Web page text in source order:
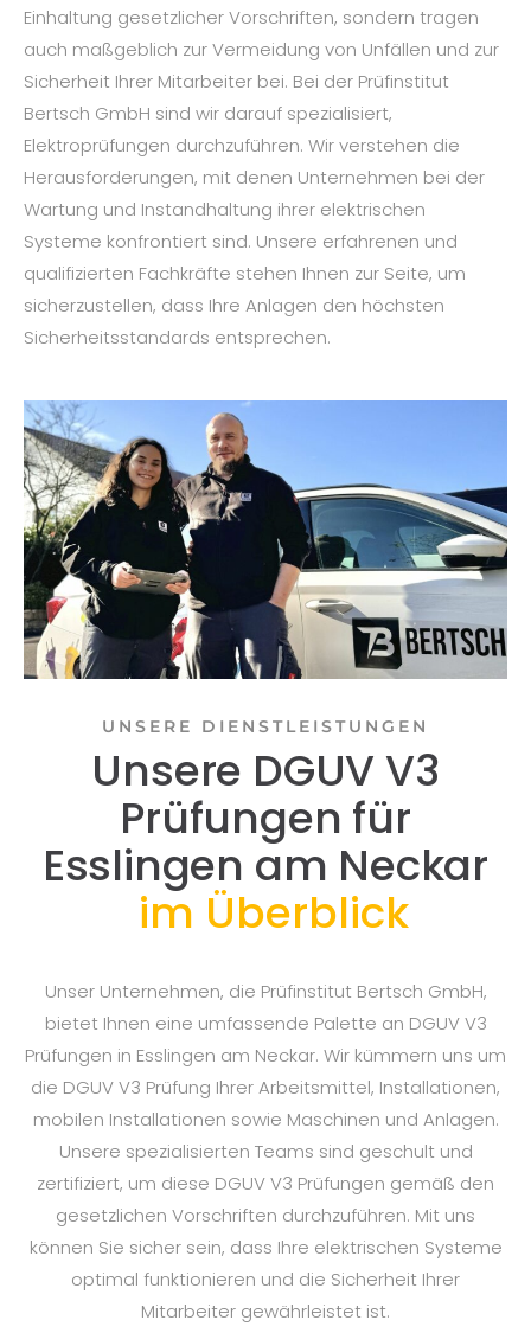
Einhaltung gesetzlicher Vorschriften, sondern tragen
auch maßgeblich zur Vermeidung von Unfällen und zur
Sicherheit Ihrer Mitarbeiter bei. Bei der Prüfinstitut
Bertsch GmbH sind wir darauf spezialisiert,
Elektroprüfungen durchzuführen. Wir verstehen die
Herausforderungen, mit denen Unternehmen bei der
Wartung und Instandhaltung ihrer elektrischen
Systeme konfrontiert sind. Unsere erfahrenen und
qualifizierten Fachkräfte stehen Ihnen zur Seite, um
sicherzustellen, dass Ihre Anlagen den höchsten
Sicherheitsstandards entsprechen.
UNSERE DIENSTLEISTUNGEN
Unsere DGUV V3
Prüfungen für
Esslingen am Neckar
im Überblick
Unser Unternehmen, die Prüfinstitut Bertsch GmbH,
bietet Ihnen eine umfassende Palette an DGUV V3
Prüfungen in Esslingen am Neckar. Wir kümmern uns um
die DGUV V3 Prüfung Ihrer Arbeitsmittel, Installationen,
mobilen Installationen sowie Maschinen und Anlagen.
Unsere spezialisierten Teams sind geschult und
zertifiziert, um diese DGUV V3 Prüfungen gemäß den
gesetzlichen Vorschriften durchzuführen. Mit uns
können Sie sicher sein, dass Ihre elektrischen Systeme
optimal funktionieren und die Sicherheit Ihrer
Mitarbeiter gewährleistet ist.